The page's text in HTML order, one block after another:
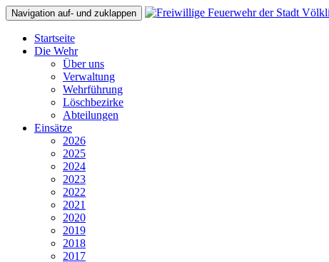
Navigation auf- und zuklappen
Startseite
Die Wehr
Über uns
Verwaltung
Wehrführung
Löschbezirke
Abteilungen
Einsätze
2026
2025
2024
2023
2022
2021
2020
2019
2018
2017